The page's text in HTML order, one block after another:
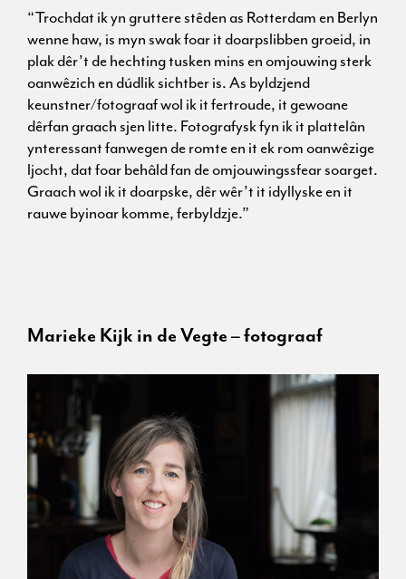
“Trochdat ik yn gruttere stêden as Rotterdam en Berlyn
wenne haw, is myn swak foar it doarpslibben groeid, in
plak dêr’t de hechting tusken mins en omjouwing sterk
oanwêzich en dúdlik sichtber is. As byldzjend
keunstner/fotograaf wol ik it fertroude, it gewoane
dêrfan graach sjen litte. Fotografysk fyn ik it plattelân
ynteressant fanwegen de romte en it ek rom oanwêzige
ljocht, dat foar behâld fan de omjouwingssfear soarget.
Graach wol ik it doarpske, dêr wêr’t it idyllyske en it
rauwe byinoar komme, ferbyldzje.”
Marieke Kijk in de Vegte – fotograaf